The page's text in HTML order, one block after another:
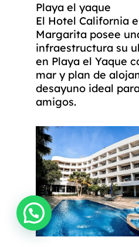
Playa el yaque
El Hotel California
Margarita posee
infraestructura su
en Playa el Yaque
mar y plan de
desayuno ideal
amigos.